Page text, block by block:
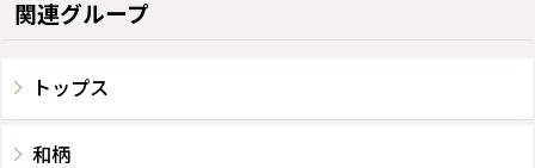
関連グループ
トップス
和柄